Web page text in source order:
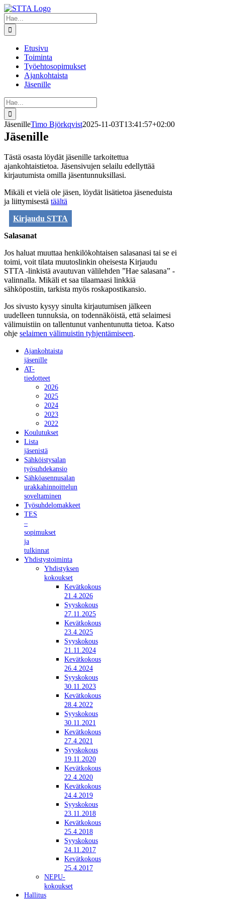
Skip
to
content
Etsi
...
Etusivu
Toiminta
Työehtosopimukset
Ajankohtaista
Jäsenille
Etsi
...
JäsenilleTimo Björkqvist2025-11-03T13:41:57+02:00
Jäsenille
Tästä osasta löydät jäsenille tarkoitettua
ajankohtaistietoa. Jäsensivujen selailu edellyttää
kirjautumista omilla jäsentunnuksillasi.
Mikäli et vielä ole jäsen, löydät lisätietoa jäseneduista
ja liittymisestä täältä
Kirjaudu STTA
Salasanat
Jos haluat muuttaa henkilökohtaisen salasanasi tai se ei
toimi, voit tilata muutoslinkin oheisesta Kirjaudu
STTA -linkistä avautuvan välilehden ”Hae salasana” -
valinnalla. Mikäli et saa tilaamaasi linkkiä
sähköpostiin, tarkista myös roskapostikansio.
Jos sivusto kysyy sinulta kirjautumisen jälkeen
uudelleen tunnuksia, on todennäköistä, että selaimesi
välimuistiin on tallentunut vanhentunutta tietoa. Katso
ohje selaimen välimuistin tyhjentämiseen.
Ajankohtaista
jäsenille
AT-
tiedotteet
2026
2025
2024
2023
2022
Koulutukset
Lista
jäsenistä
Sähköistysalan
työsuhdekansio
Sähköasennusalan
urakkahinnoittelun
soveltaminen
Työsuhdelomakkeet
TES
–
sopimukset
ja
tulkinnat
Yhdistystoiminta
Yhdistyksen
kokoukset
Kevätkokous
21.4.2026
Syyskokous
27.11.2025
Kevätkokous
23.4.2025
Syyskokous
21.11.2024
Kevätkokous
26.4.2024
Syyskokous
30.11.2023
Kevätkokous
28.4.2022
Syyskokous
30.11.2021
Kevätkokous
27.4.2021
Syyskokous
19.11.2020
Kevätkokous
22.4.2020
Kevätkokous
24.4.2019
Syyskokous
23.11.2018
Kevätkokous
25.4.2018
Syyskokous
24.11.2017
Kevätkokous
25.4.2017
NEPU-
kokoukset
Hallitus